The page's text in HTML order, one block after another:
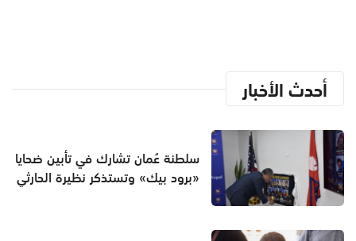
أحدث الأخبار
سلطنة عُمان تشارك في تأبين ضحايا
«برود بيك» وتستذكر نظيرة الحارثي